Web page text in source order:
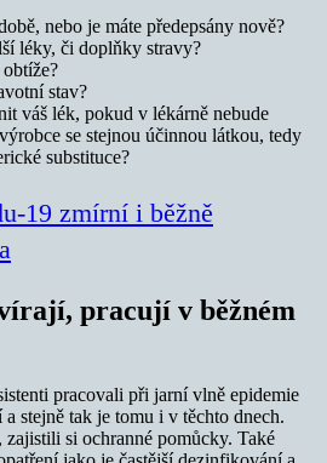
nebo je máte předepsány nově?
léky, či doplňky stravy?
stav?
váš lék, pokud v lékárně nebude
se stejnou účinnou látkou, tedy
substituce?
19 zmírní i běžně
pracují v běžném
pracovali při jarní vlně epidemie
stejně tak je tomu i v těchto dnech.
si ochranné pomůcky. Také